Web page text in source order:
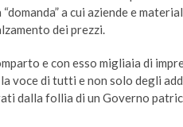
a cui aziende e
dei prezzi.
e con esso migliaia di
voce di tutti e non solo degli
dalla follia di un Governo